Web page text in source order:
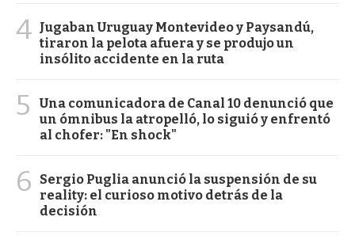
4 Jugaban Uruguay Montevideo y Paysandú,
tiraron la pelota afuera y se produjo un
insólito accidente en la ruta
5
Una comunicadora de Canal 10 denunció que
un ómnibus la atropelló, lo siguió y enfrentó
al chofer: "En shock"
6
Sergio Puglia anunció la suspensión de su
reality: el curioso motivo detrás de la
decisión